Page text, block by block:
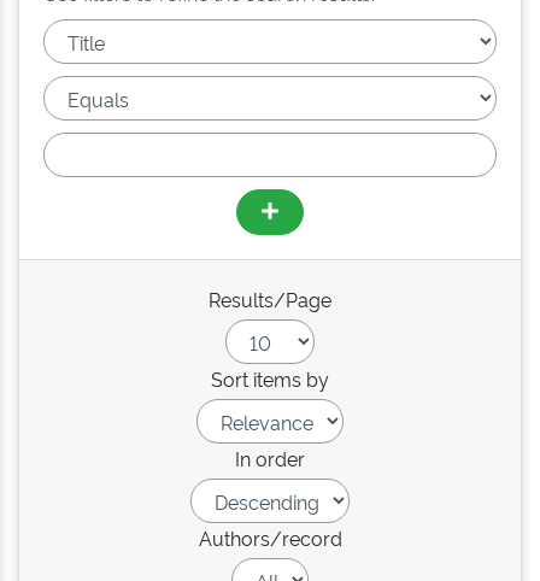
Results/Page
Sort items by
In order
Authors/record